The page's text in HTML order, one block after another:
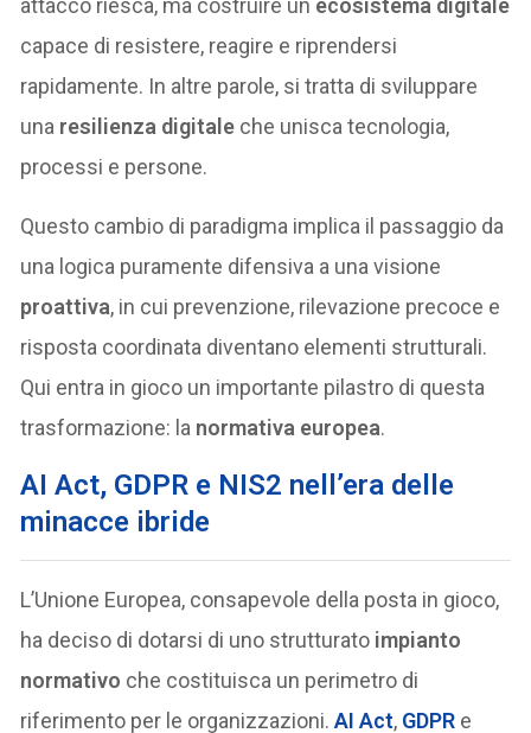
capace di resistere, reagire e riprendersi
rapidamente. In altre parole, si tratta di sviluppare
una resilienza digitale che unisca tecnologia,
processi e persone.
Questo cambio di paradigma implica il passaggio da
una logica puramente difensiva a una visione
proattiva, in cui prevenzione, rilevazione precoce e
risposta coordinata diventano elementi strutturali.
Qui entra in gioco un importante pilastro di questa
trasformazione: la normativa europea.
AI Act, GDPR e NIS2 nell’era delle
minacce ibride
L’Unione Europea, consapevole della posta in gioco,
ha deciso di dotarsi di uno strutturato impianto
normativo che costituisca un perimetro di
riferimento per le organizzazioni.AI Act, GDPR e